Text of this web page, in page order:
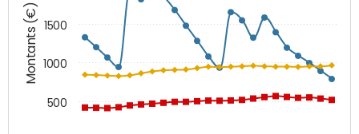
Montants (€)
500
1000
1500